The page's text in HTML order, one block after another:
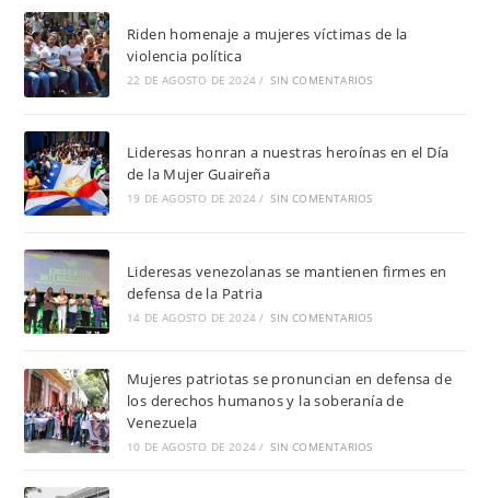
Riden homenaje a mujeres víctimas de la
violencia política
22 DE AGOSTO DE 2024 / SIN COMENTARIOS
Lideresas honran a nuestras heroínas en el Día
de la Mujer Guaireña
19 DE AGOSTO DE 2024 / SIN COMENTARIOS
Lideresas venezolanas se mantienen firmes en
defensa de la Patria
14 DE AGOSTO DE 2024 / SIN COMENTARIOS
Mujeres patriotas se pronuncian en defensa de
los derechos humanos y la soberanía de
Venezuela
10 DE AGOSTO DE 2024 / SIN COMENTARIOS